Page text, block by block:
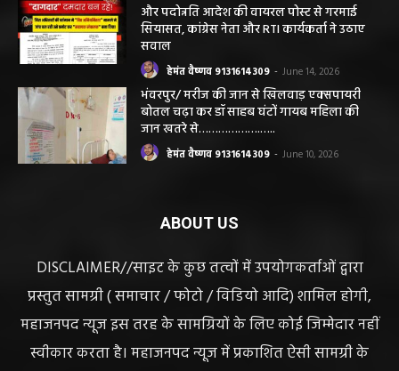
और पदोन्नति आदेश की वायरल पोस्ट से गरमाई
सियासत, कांग्रेस नेता और RTI कार्यकर्ता ने उठाए
सवाल
हेमंत वैष्णव 9131614309 - June 14, 2026
भंवरपुर/ मरीज की जान से खिलवाड़ एक्सपायरी
बोतल चढ़ा कर डॉ साहब घंटों गायब महिला की
जान खतरे से……………….…..
हेमंत वैष्णव 9131614309 - June 10, 2026
ABOUT US
DISCLAIMER//साइट के कुछ तत्वों में उपयोगकर्ताओं द्वारा
प्रस्तुत सामग्री ( समाचार / फोटो / विडियो आदि) शामिल होगी,
महाजनपद न्यूज इस तरह के सामग्रियों के लिए कोई जिम्मेदार नहीं
स्वीकार करता है। महाजनपद न्यूज में प्रकाशित ऐसी सामग्री के